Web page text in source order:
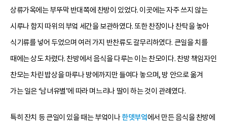
상류가옥에는 부뚜막 반대쪽에 찬방이 있었다. 이곳에는 자주 쓰지 않는
시루나 함지 따위의 부엌 세간을 보관하였다. 또한 찬장이나 찬탁을 놓아
식기류를 넣어 두었으며 여러 가지 반찬류도 갈무리하였다. 큰일을 치를
때에는 상도 차렸다. 찬방에서 음식을 다루는 이는 찬모이다. 찬방 책임자인
찬모는 차린 밥상을 마루나 방에까지만 들여다 놓으며, 방 안으로 옮겨
가는 일은 ‘남녀유별’에 따라 며느리나 딸이 하는 것이 관례였다.
특히 잔치 등 큰일이 있을 때는 부엌이나한뎃부엌에서 만든 음식을 찬방에